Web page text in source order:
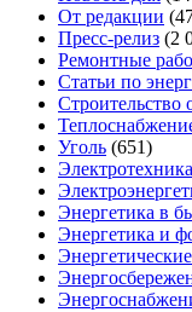
От редакции
Пресс-релиз (2
Ремонтные
Статьи по
Строительство
Уголь (651)
Электротехника
Энергетика в
Энергетика и